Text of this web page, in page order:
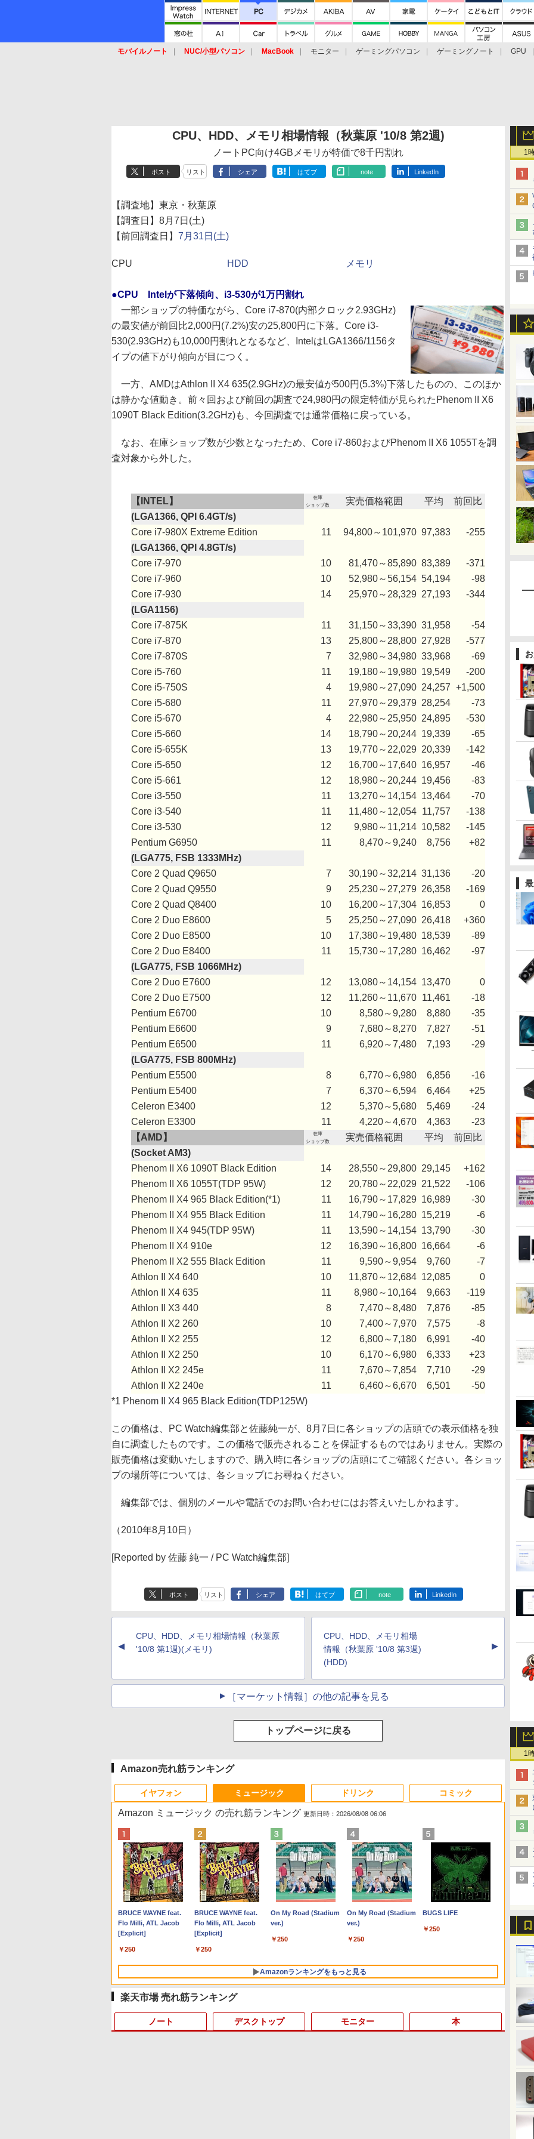
モバイルノート NUC/小型パソコン MacBook モニター ゲーミングパソコン ゲーミングノート
GPU
1
1
CPU、HDD、メモリ相場情報（秋葉原 '10/8 第2週)
ノートPC向け4GBメモリが特価で8千円割れ
ポスト リスト シェア はてブ note LinkedIn
【調査地】東京・秋葉原
【調査日】8月7日(土)
【前回調査日】 7月31日(土)
CPU HDD メモリ
●CPU Intelが下落傾向、i3-530が1万円割れ
一部ショップの特価ながら、Core i7-870(内部クロック2.93GHz)
の最安値が前回比2,000円(7.2%)安の25,800円に下落。Core i3-
530(2.93GHz)も10,000円割れとなるなど、IntelはLGA1366/1156タ
イプの値下がり傾向が目につく。
一方、AMDはAthlon II X4 635(2.9GHz)の最安値が500円(5.3%)下落したものの、このほか
は静かな値動き。前々回および前回の調査で24,980円の限定特価が見られたPhenom II X6
1090T Black Edition(3.2GHz)も、今回調査では通常価格に戻っている。
なお、在庫ショップ数が少数となったため、Core i7-860およびPhenom II X6 1055Tを調
査対象から外した。
【INTEL】
在庫
ショップ数
実売価格範囲 平均
前回比
(LGA1366, QPI 6.4GT/s)
Core i7-980X Extreme Edition
11 94,800～101,970 97,383
-255
(LGA1366, QPI 4.8GT/s)
Core i7-970
10 81,470～85,890 83,389
-371
Core i7-960
10 52,980～56,154 54,194
-98
Core i7-930
14 25,970～28,329 27,193
-344
(LGA1156)
Core i7-875K
11 31,150～33,390 31,958
-54
Core i7-870
13 25,800～28,800 27,928
-577
Core i7-870S
7 32,980～34,980 33,968
-69
Core i5-760
11 19,180～19,980 19,549
-200
Core i5-750S
4 19,980～27,090 24,257 +1,500
Core i5-680
11 27,970～29,379 28,254
-73
Core i5-670
4 22,980～25,950 24,895
-530
Core i5-660
14 18,790～20,244 19,339
-65
Core i5-655K
13 19,770～22,029 20,339
-142
Core i5-650
12 16,700～17,640 16,957
-46
Core i5-661
12 18,980～20,244 19,456
-83
Core i3-550
11 13,270～14,154 13,464
-70
Core i3-540
11 11,480～12,054 11,757
-138
Core i3-530
12 9,980～11,214 10,582
-145
Pentium G6950
11 8,470～9,240 8,756
+82
(LGA775, FSB 1333MHz)
Core 2 Quad Q9650
7 30,190～32,214 31,136
-20
Core 2 Quad Q9550
9 25,230～27,279 26,358
-169
Core 2 Quad Q8400
10 16,200～17,304 16,853
0
Core 2 Duo E8600
5 25,250～27,090 26,418
+360
Core 2 Duo E8500
10 17,380～19,480 18,539
-89
Core 2 Duo E8400
11 15,730～17,280 16,462
-97
(LGA775, FSB 1066MHz)
Core 2 Duo E7600
12 13,080～14,154 13,470
0
Core 2 Duo E7500
12 11,260～11,670 11,461
-18
Pentium E6700
10 8,580～9,280 8,880
-35
Pentium E6600
9 7,680～8,270 7,827
-51
Pentium E6500
11 6,920～7,480 7,193
-29
(LGA775, FSB 800MHz)
Pentium E5500
8 6,770～6,980 6,856
-16
Pentium E5400
7 6,370～6,594 6,464
+25
Celeron E3400
12 5,370～5,680 5,469
-24
Celeron E3300
11 4,220～4,670 4,363
-23
【AMD】
在庫
ショップ数
実売価格範囲 平均
前回比
(Socket AM3)
Phenom II X6 1090T Black Edition
14 28,550～29,800 29,145
+162
Phenom II X6 1055T(TDP 95W)
12 20,780～22,029 21,522
-106
Phenom II X4 965 Black Edition(*1)
11 16,790～17,829 16,989
-30
Phenom II X4 955 Black Edition
11 14,790～16,280 15,219
-6
Phenom II X4 945(TDP 95W)
11 13,590～14,154 13,790
-30
Phenom II X4 910e
12 16,390～16,800 16,664
-6
Phenom II X2 555 Black Edition
11 9,590～9,954 9,760
-7
Athlon II X4 640
10 11,870～12,684 12,085
0
Athlon II X4 635
11 8,980～10,164 9,663
-119
Athlon II X3 440
8 7,470～8,480 7,876
-85
Athlon II X2 260
10 7,400～7,970 7,575
-8
Athlon II X2 255
12 6,800～7,180 6,991
-40
Athlon II X2 250
10 6,170～6,980 6,333
+23
Athlon II X2 245e
11 7,670～7,854 7,710
-29
Athlon II X2 240e
11 6,460～6,670 6,501
-50
*1 Phenom II X4 965 Black Edition(TDP125W)
この価格は、PC Watch編集部と佐藤純一が、8月7日に各ショップの店頭での表示価格を独
自に調査したものです。この価格で販売されることを保証するものではありません。実際の
販売価格は変動いたしますので、購入時に各ショップの店頭にてご確認ください。各ショッ
プの場所等については、各ショップにお尋ねください。
編集部では、個別のメールや電話でのお問い合わせにはお答えいたしかねます。
（2010年8月10日）
[Reported by 佐藤 純一 / PC Watch編集部]
ポスト リスト シェア はてブ note LinkedIn
▲
CPU、HDD、メモリ相場情報（秋葉原
'10/8 第1週)(メモリ)
CPU、HDD、メモリ相場
情報（秋葉原 '10/8 第3週)
(HDD)
▲
［マーケット情報］の他の記事を見る
トップページに戻る
Amazon売れ筋ランキング
イヤフォン
Anker Soundcore P40i
オフホワイト
￥7,990
Anker Soundcore P31i
ブラック
￥5,990
Anker Soundcore
Liberty 5 ミッドナイト
【2026年アップグレー
ド版】AOKIMI ワイヤ
bluetooth イヤホン
ゥースHi-Fi 最大36時間
再生 ぶるーとゅーす コ
ードレス ENCノイズキ
イク付き 防水 タッチ式
音量調整 スポーツ/通
Xiaomi シャオミ REDMI
イヤホン Bluetooth 5.4
ミュージック
Amazon ミュージック の売れ筋ランキング 更新日時：2026/08/08 06:06
BRUCE WAYNE feat.
Flo Milli, ATL Jacob
[Explicit]
￥250
BRUCE WAYNE feat.
Flo Milli, ATL Jacob
[Explicit]
￥250
On My Road (Stadium
ver.)
￥250
On My Road (Stadium
ver.)
￥250
BUGS LIFE
￥250
Amazonランキングをもっと見る
ドリンク コミック
楽天市場 売れ筋ランキング
ノート デスクトップ モニター 本